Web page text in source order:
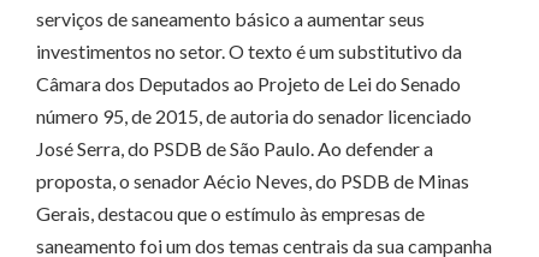
serviços de saneamento básico a aumentar seus
investimentos no setor. O texto é um substitutivo da
Câmara dos Deputados ao Projeto de Lei do Senado
número 95, de 2015, de autoria do senador licenciado
José Serra, do PSDB de São Paulo. Ao defender a
proposta, o senador Aécio Neves, do PSDB de Minas
Gerais, destacou que o estímulo às empresas de
saneamento foi um dos temas centrais da sua campanha